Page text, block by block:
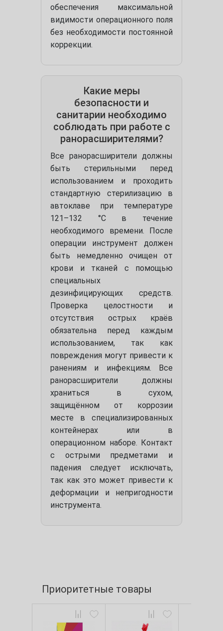
обеспечения максимальной
видимости операционного поля
без необходимости постоянной
коррекции.
Какие меры
безопасности и
санитарии необходимо
соблюдать при работе с
ранорасширителями?
Все ранорасширители должны
быть стерильными перед
использованием и проходить
стандартную стерилизацию в
автоклаве при температуре
121–132 °C в течение
необходимого времени. После
операции инструмент должен
быть немедленно очищен от
крови и тканей с помощью
специальных
дезинфицирующих средств.
Проверка целостности и
отсутствия острых краёв
обязательна перед каждым
использованием, так как
повреждения могут привести к
ранениям и инфекциям. Все
ранорасширители должны
храниться в сухом,
защищённом от коррозии
месте в специализированных
контейнерах или в
операционном наборе. Контакт
с острыми предметами и
падения следует исключать,
так как это может привести к
деформации и непригодности
инструмента.
Приоритетные товары